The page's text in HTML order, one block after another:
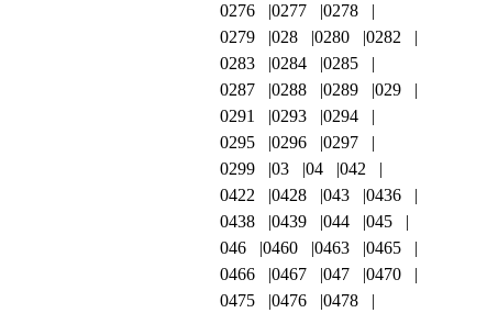
0276
0277
0278
0279
028 0280
0282
0283
0284
0285
0287
0288 0289
029
0291
0293
0294
0295
0296
0297
0299
03 04
042
0422
0428 043
0436
0438
0439 044
045
046
0460 0463
0465
0466
0467 047
0470
0475
0476
0478